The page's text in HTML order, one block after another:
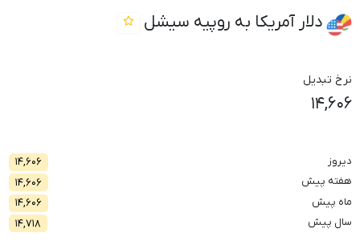
دلار آمریکا به روپیه سیشل
نرخ تبدیل
۱۴,۶۰۶
دیروز
۱۴,۶۰۶
هفته پیش
۱۴,۶۰۶
ماه پیش
۱۴,۶۰۶
سال پیش
۱۴,۷۱۸